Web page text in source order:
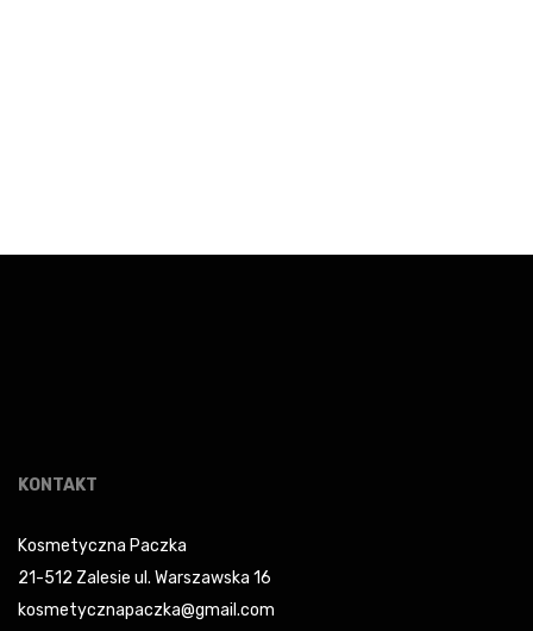
KONTAKT
Kosmetyczna Paczka
21-512 Zalesie ul. Warszawska 16
kosmetycznapaczka@gmail.com